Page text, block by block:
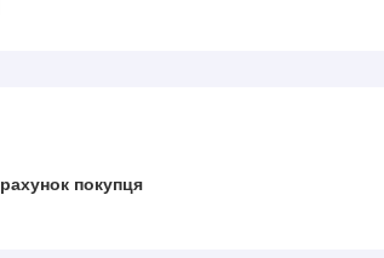
покупця